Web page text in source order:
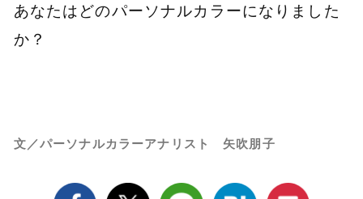
あなたはどのパーソナルカラーになりました
か？
文／パーソナルカラーアナリスト 矢吹朋子